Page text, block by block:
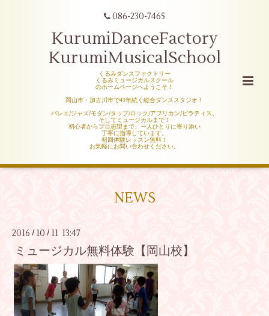
086-230-7465
KurumiDanceFactory
KurumiMusicalSchool
くるみダンスファクトリー
くるみミュージカルスクール
のホームページへようこそ！
岡山市・加古川市で43年続く総合ダンススタジオ！
バレエ/ジャズ/モダン/タップ/ロック/アフリカン/ピラティス、
そしてミュージカルまで！
初心者からプロ志望まで、一人ひとりに寄り添い
丁寧に指導しています。
初回体験レッスン無料！
お気軽にお問い合わせください。
NEWS
2016 / 10 / 11 13:47
ミュージカル無料体験【岡山校】